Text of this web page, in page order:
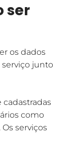
ser
os dados
junto
como
serviços